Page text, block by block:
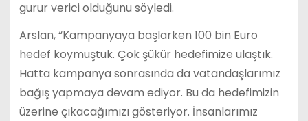
gurur verici olduğunu söyledi.
Arslan, “Kampanyaya başlarken 100 bin Euro
hedef koymuştuk. Çok şükür hedefimize ulaştık.
Hatta kampanya sonrasında da vatandaşlarımız
bağış yapmaya devam ediyor. Bu da hedefimizin
üzerine çıkacağımızı gösteriyor. İnsanlarımız